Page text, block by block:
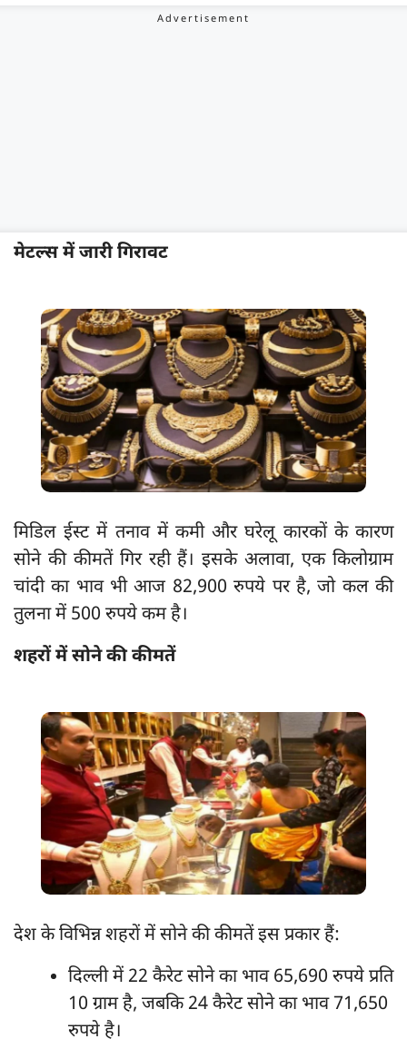
मेटल्स में जारी गिरावट
मिडिल ईस्ट में तनाव में कमी और घरेलू कारकों के कारण
सोने की कीमतें गिर रही हैं। इसके अलावा, एक किलोग्राम
चांदी का भाव भी आज 82,900 रुपये पर है, जो कल की
तुलना में 500 रुपये कम है।
शहरों में सोने की कीमतें
देश के विभिन्न शहरों में सोने की कीमतें इस प्रकार हैं:
दिल्ली में 22 कैरेट सोने का भाव 65,690 रुपये प्रति
10 ग्राम है, जबकि 24 कैरेट सोने का भाव 71,650
रुपये है।